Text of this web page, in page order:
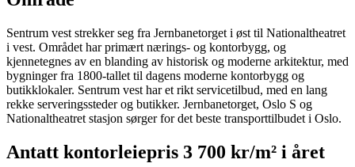
Sentrum vest strekker seg fra Jernbanetorget i øst til Nationaltheatret
i vest. Området har primært nærings- og kontorbygg, og
kjennetegnes av en blanding av historisk og moderne arkitektur, med
bygninger fra 1800-tallet til dagens moderne kontorbygg og
butikklokaler. Sentrum vest har et rikt servicetilbud, med en lang
rekke serveringssteder og butikker. Jernbanetorget, Oslo S og
Nationaltheatret stasjon sørger for det beste transporttilbudet i Oslo.
Antatt kontorleiepris 3 700 kr/m² i året